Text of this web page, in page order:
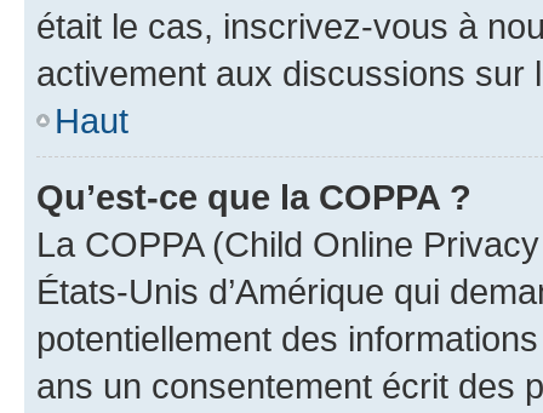
était le cas, inscrivez-vous à
activement aux discussions sur
Haut
Qu’est-ce que la COPPA ?
La COPPA (Child Online
États-Unis d’Amérique qui
potentiellement des
ans un consentement écrit des